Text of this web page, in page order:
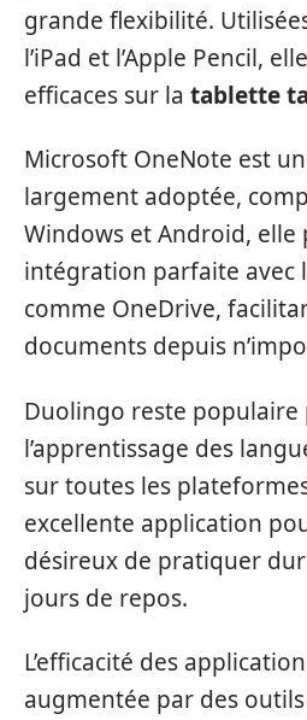
grande flexibilité.
l’iPad et l’Apple Pencil,
efficaces sur la tablette
Microsoft OneNote est
largement adoptée,
Windows et Android, elle
intégration parfaite avec
comme OneDrive,
documents depuis
Duolingo reste populaire
l’apprentissage des
sur toutes les
excellente application
désireux de pratiquer
jours de repos.
L’efficacité des
augmentée par des